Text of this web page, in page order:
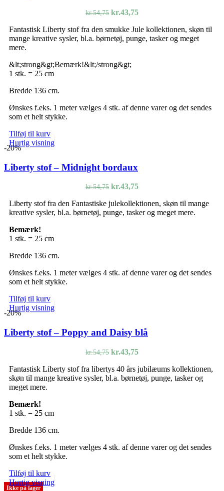
kr.54,75 Den
pris
var:
kr.43,75Den
pris
er:
Fantastisk Liberty stof fra den smukke Jule kollektionen, skøn til
mange kreative sysler, bl.a. børnetøj, punge, tasker og meget
mere.
&lt;strong&gt;Bemærk!&lt;/strong&gt;
1 stk. = 25 cm
Bredde 136 cm.
Ønskes f.eks. 1 meter vælges 4 stk. af denne varer og det sendes
som et helt stykke.
Tilføj til kurv
Hurtig visning
-20%
Liberty stof – Midnight bordaux
kr.54,75 Den
pris
var:
kr.43,75Den
pris
er:
Liberty stof fra den Fantastiske julekollektionen, skøn til mange
kreative sysler, bl.a. børnetøj, punge, tasker og meget mere.
Bemærk!
1 stk. = 25 cm
Bredde 136 cm.
Ønskes f.eks. 1 meter vælges 4 stk. af denne varer og det sendes
som et helt stykke.
Tilføj til kurv
Hurtig visning
-20%
Liberty stof – Poppy and Daisy blå
kr.54,75 Den
pris
var:
kr.43,75Den
pris
er:
Fantastisk Liberty stof fra libertys 40 års jubilæums kollektionen,
skøn til mange kreative sysler, bl.a. børnetøj, punge, tasker og
meget mere.
Bemærk!
1 stk. = 25 cm
Bredde 136 cm.
Ønskes f.eks. 1 meter vælges 4 stk. af denne varer og det sendes
som et helt stykke.
Tilføj til kurv
Hurtig visning
Ikke på lager